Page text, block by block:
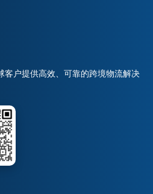
客户提供高效、可靠的跨境物流解决